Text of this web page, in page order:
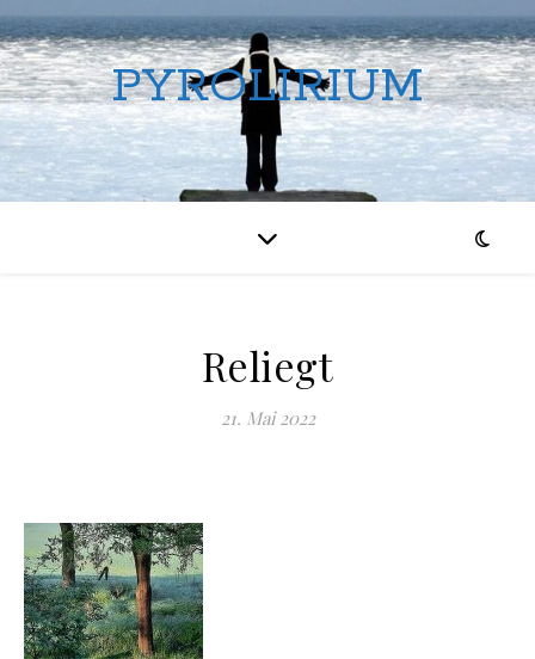
PYROLIRIUM
Reliegt
21. Mai 2022